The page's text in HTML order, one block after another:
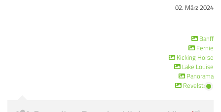
02. März 2024
Banff
Fernie
Kicking Horse
Lake Louise
Panorama
Revelstoke